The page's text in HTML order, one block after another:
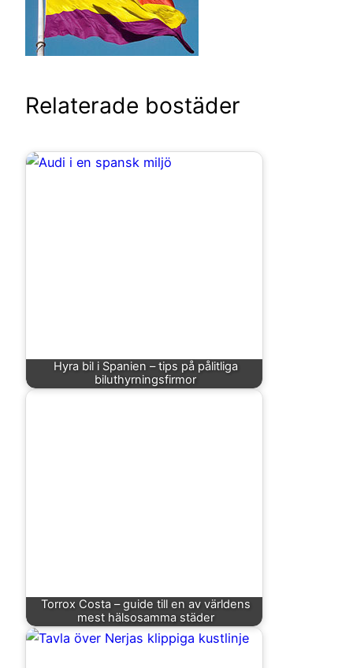
Relaterade bostäder
Hyra bil i Spanien – tips på pålitliga
biluthyrningsfirmor
Torrox Costa – guide till en av världens
mest hälsosamma städer